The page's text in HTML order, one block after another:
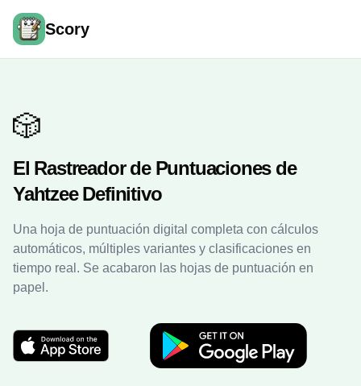
Scory
🎲
El Rastreador de Puntuaciones de
Yahtzee Definitivo
Una hoja de puntuación digital completa con cálculos
automáticos, múltiples variantes y clasificaciones en
tiempo real. Se acabaron las hojas de puntuación en
papel.